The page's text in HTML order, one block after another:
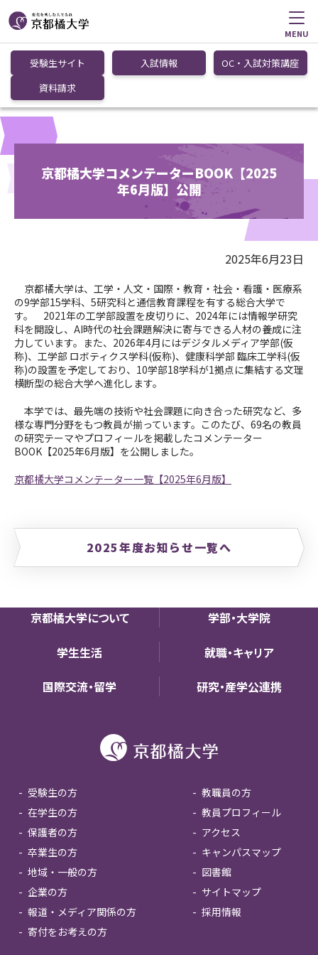
MENU
受験生サイト 入試情報
OC・入試対策講座
資料請求
京都橘大学コメンテーターBOOK【2025
年6月版】公開
2025年6月23日
京都橘大学は、工学・人文・国際・教育・社会・看護・医療系
の9学部15学科、5研究科と通信教育課程を有する総合大学で
す。 2021年の工学部設置を皮切りに、2024年には情報学研究
科を開設し、AI時代の社会課題解決に寄与できる人材の養成に注
力しています。また、2026年4月にはデジタルメディア学部(仮
称)、工学部 ロボティクス学科(仮称)、健康科学部 臨床工学科(仮
称)の設置を予定しており、10学部18学科が1拠点に集結する文理
横断型の総合大学へ進化します。
本学では、最先端の技術や社会課題に向き合った研究など、多
様な専門分野をもつ教員が揃っています。このたび、69名の教員
の研究テーマやプロフィールを掲載したコメンテーター
BOOK【2025年6月版】を公開しました。
京都橘大学コメンテーター一覧【2025年6月版】
2025年度お知らせ一覧へ
京都橘大学について 学部・大学院
学生生活 就職・キャリア
国際交流・留学 研究・産学公連携
受験生の方
在学生の方
保護者の方
卒業生の方
地域・一般の方
企業の方
報道・メディア関係の方
寄付をお考えの方
教職員の方
教員プロフィール
アクセス
キャンパスマップ
図書館
サイトマップ
採用情報